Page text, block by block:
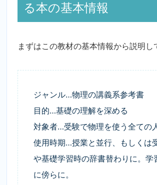
る本の基本情報
まずはこの教材の基本情報から説明し
ジャンル…物理の講義系参考書
目的…基礎の理解を深める
対象者…受験で物理を使う全ての
使用時期…授業と並行、もしくは
や基礎学習時の辞書替わりに。学
に傍らに。